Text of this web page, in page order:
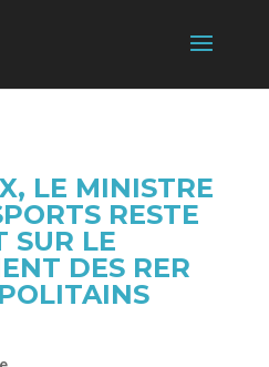
LE MINISTRE
RESTE
SUR LE
DES RER